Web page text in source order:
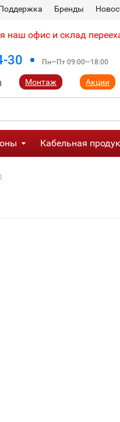
Бренды
офис и склад
30 Пн—Пт 09:00—18:00
Монтаж Акции
Кабельная